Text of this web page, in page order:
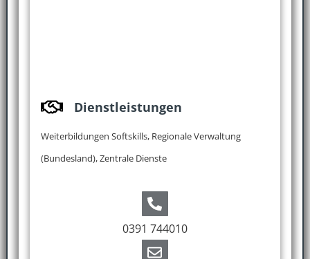
Dienstleistungen
Weiterbildungen Softskills, Regionale Verwaltung
(Bundesland), Zentrale Dienste
0391 744010